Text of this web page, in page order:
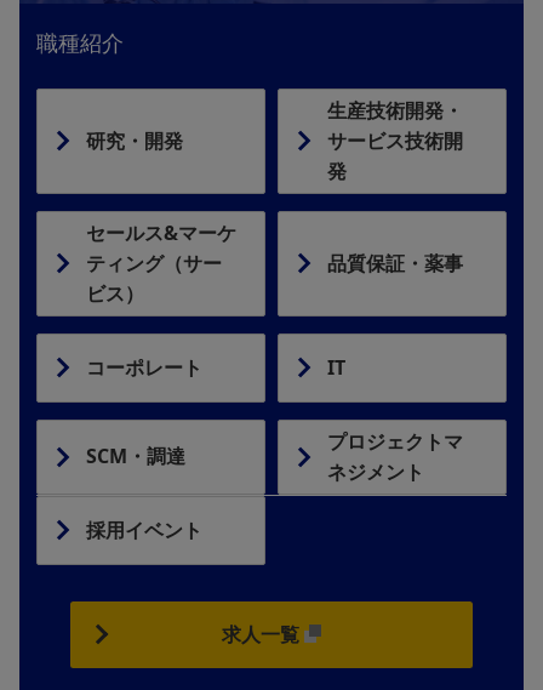
職種紹介
研究・開発
生産技術開発・
サービス技術開
発
セールス&マーケ
ティング（サー
ビス）
品質保証・薬事
コーポレート IT
SCM・調達
プロジェクトマ
ネジメント
採用イベント
求人一覧